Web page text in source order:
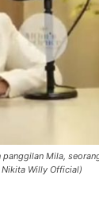
Mila,
Willy Official)